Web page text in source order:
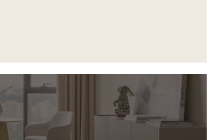
интерьера.